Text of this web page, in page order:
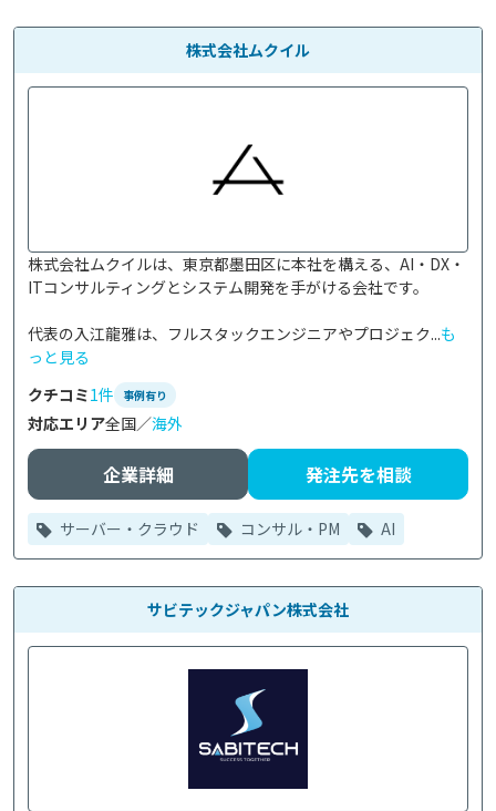
株式会社ムクイル
株式会社ムクイルは、東京都墨田区に本社を構える、AI・DX・
ITコンサルティングとシステム開発を手がける会社です。
代表の入江龍雅は、フルスタックエンジニアやプロジェク...も
っと見る
クチコミ1件 事例有り
対応エリア全国／海外
企業詳細 発注先を相談
サーバー・クラウド コンサル・PM AI
サビテックジャパン株式会社